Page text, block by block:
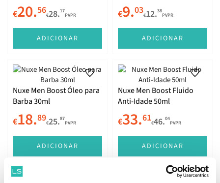
€20.56€28.17
PVPR
ADICIONAR
€9.03€12.38
PVPR
ADICIONAR
Nuxe Men Boost Óleo para
Barba 30ml
€18.89€25.87
PVPR
ADICIONAR
Nuxe Men Boost Fluido
Anti-Idade 50ml
€33.61€46.04
PVPR
ADICIONAR